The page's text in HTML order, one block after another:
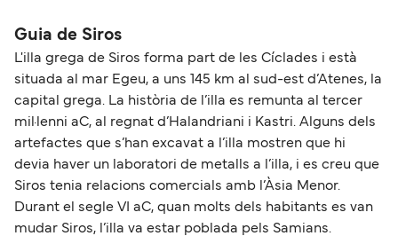
Guia de Siros
L'illa grega de Siros forma part de les Cíclades i està
situada al mar Egeu, a uns 145 km al sud-est d’Atenes, la
capital grega. La història de l’illa es remunta al tercer
mil·lenni aC, al regnat d’Halandriani i Kastri. Alguns dels
artefactes que s’han excavat a l’illa mostren que hi
devia haver un laboratori de metalls a l’illa, i es creu que
Siros tenia relacions comercials amb l’Àsia Menor.
Durant el segle VI aC, quan molts dels habitants es van
mudar Siros, l’illa va estar poblada pels Samians.